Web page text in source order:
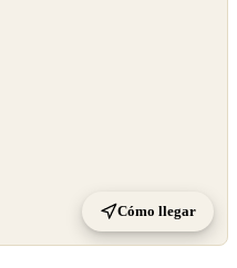
Cómo llegar